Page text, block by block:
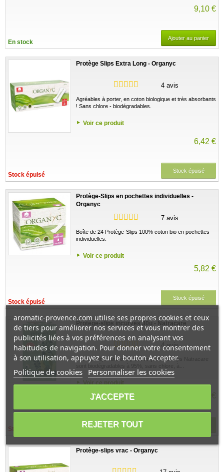
9,10 €
En stock
Ajouter au panier
Protège Slips Extra Long - Organyc
4 avis
Agréables à porter, en coton biologique et très absorbants
! Sans chlore - biodégradables.
Voir ce produit
6,42 €
Stock épuisé
Stock épuisé
Protège-Slips en pochettes individuelles -
Organyc
7 avis
Boîte de 24 Protège-Slips 100% coton bio en pochettes
individuelles.
Voir ce produit
5,82 €
Stock épuisé
Stock épuisé
Protège-slips incurvés 30u - Natracare
4 avis
Protège-slips anatomiquesLes protège-slips Natracare
sont biodégradables à 95%, sans chlore, à...
Voir ce produit
3,17 €
Stock épuisé
Protège-slips vrac - Organyc
aromatic-provence.com utilise ses propres cookies et ceux
de tiers pour améliorer nos services et vous montrer des
publicités liées à vos préférences en analysant vos
habitudes de navigation. Pour donner votre consentement
à son utilisation, appuyez sur le bouton Accepter.
Politique de cookies Personnaliser les cookies
REJETER TOUT
J'ACCEPTE